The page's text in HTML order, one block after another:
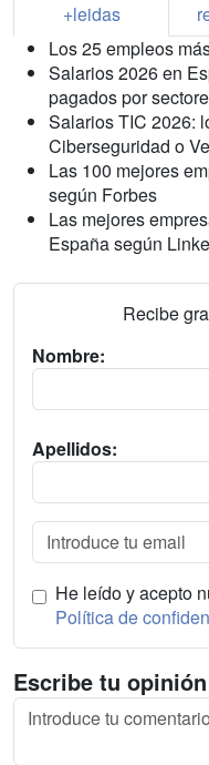
+leidas
Los 25 empleos
Salarios 2026 en
pagados por
Salarios TIC 2026:
Ciberseguridad o
Las 100 mejores
según Forbes
Las mejores
España según
Recibe
Nombre:
Apellidos:
He leído y acepto
Política de
Escribe tu opinión